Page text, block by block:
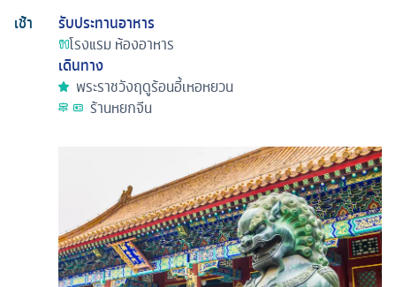
เช้า
รับประทานอาหาร
โรงแรม ห้องอาหาร
เดินทาง
พระราชวังฤดูร้อนอี้เหอหยวน
ร้านหยกจีน